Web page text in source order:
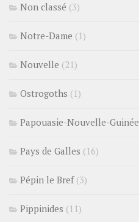
Non classé (3)
Notre-Dame (1)
Nouvelle (21)
Ostrogoths (1)
Papouasie-Nouvelle-Guinée
Pays de Galles (16)
Pépin le Bref(3)
Pippinides (11)